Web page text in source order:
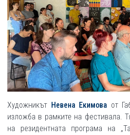
Художникът Невена Екимова от
изложба в рамките на фестивала.
на резидентната програма на